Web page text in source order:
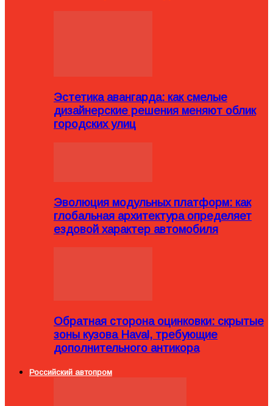
Эстетика авангарда: как смелые
дизайнерские решения меняют облик
городских улиц
Эволюция модульных платформ: как
глобальная архитектура определяет
ездовой характер автомобиля
Обратная сторона оцинковки: скрытые
зоны кузова Haval, требующие
дополнительного антикора
Российский автопром